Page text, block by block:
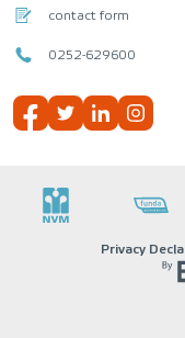
contact form
0252-629600
Privacy